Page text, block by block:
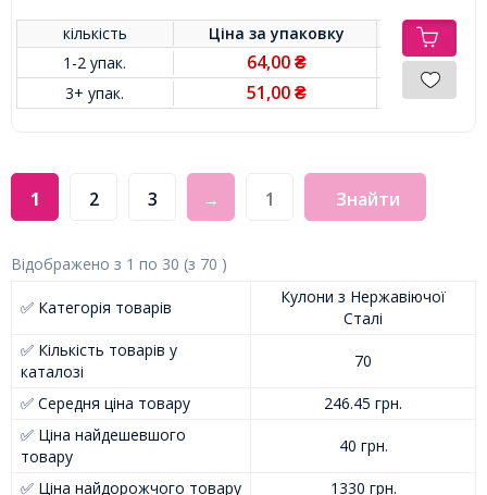
кількість Ціна заупаковку
1-2 упак.
64,00₴
3+ упак. 51,00₴
1 2 3 → Знайти
Відображено з 1 по 30 (з 70 )
✅ Категорія товарів
Кулони з Нержавіючої
Сталі
✅ Кількість товарів у
каталозі
70
✅ Середня ціна товару
246.45 грн.
✅ Ціна найдешевшого
товару
40 грн.
✅ Ціна найдорожчого товару 1330 грн.